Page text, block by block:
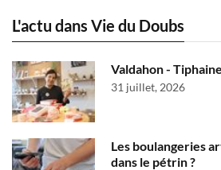
L'actu dans Vie du Doubs
Valdahon -
31 juillet, 2026
Les boulangeries
dans le pétrin ?